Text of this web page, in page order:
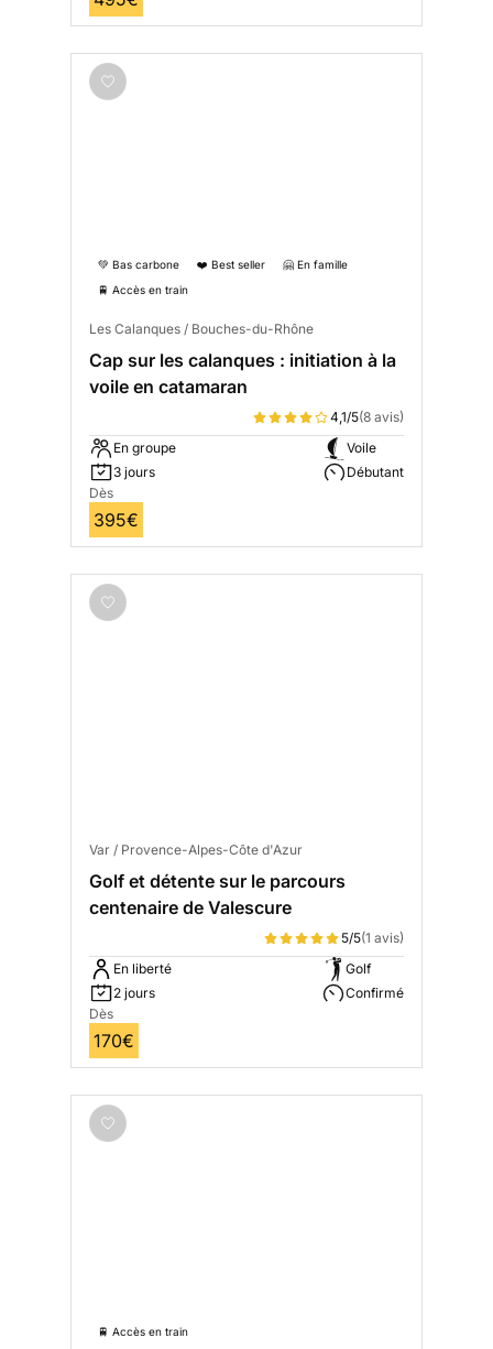
💚 Bas carbone ❤️ Best seller
🤗 En famille
🚆 Accès en train
Les Calanques / Bouches-du-Rhône
Cap sur les calanques : initiation à la
voile en catamaran
4,1/5(8 avis)
En groupe
3 jours
Voile
Débutant
Dès
395€
Var / Provence-Alpes-Côte d'Azur
Golf et détente sur le parcours
centenaire de Valescure
5/5(1 avis)
En liberté
2 jours
Golf
Confirmé
Dès
170€
🚆 Accès en train